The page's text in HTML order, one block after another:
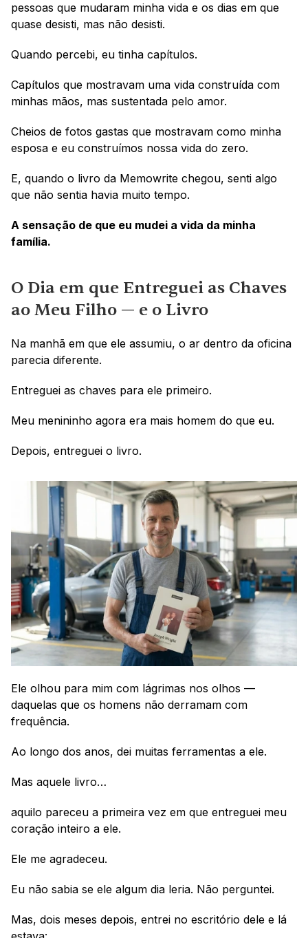
pessoas que mudaram minha vida e os dias em que
quase desisti, mas não desisti.
Quando percebi, eu tinha capítulos.
Capítulos que mostravam uma vida construída com
minhas mãos, mas sustentada pelo amor.
Cheios de fotos gastas que mostravam como minha
esposa e eu construímos nossa vida do zero.
E, quando o livro da Memowrite chegou, senti algo
que não sentia havia muito tempo.
A sensação de que eu mudei a vida da minha
família.
O Dia em que Entreguei as Chaves
ao Meu Filho — e o Livro
Na manhã em que ele assumiu, o ar dentro da oficina
parecia diferente.
Entreguei as chaves para ele primeiro.
Meu menininho agora era mais homem do que eu.
Depois, entreguei o livro.
Ele olhou para mim com lágrimas nos olhos —
daquelas que os homens não derramam com
frequência.
Ao longo dos anos, dei muitas ferramentas a ele.
Mas aquele livro…
aquilo pareceu a primeira vez em que entreguei meu
coração inteiro a ele.
Ele me agradeceu.
Eu não sabia se ele algum dia leria. Não perguntei.
Mas, dois meses depois, entrei no escritório dele e lá